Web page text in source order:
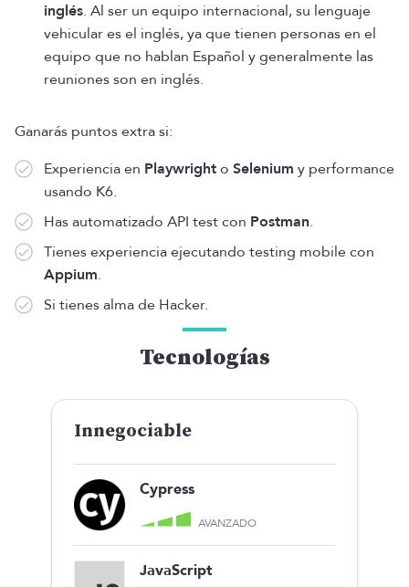
inglés. Al ser un equipo internacional, su lenguaje
vehicular es el inglés, ya que tienen personas en el
equipo que no hablan Español y generalmente las
reuniones son en inglés.
Ganarás puntos extra si:
Experiencia en Playwrighto Selenium y performance
usando K6.
Has automatizado API test con Postman.
Tienes experiencia ejecutando testing mobile con
Appium.
Si tienes alma de Hacker.
Tecnologías
Innegociable
Cypress
AVANZADO
JavaScript